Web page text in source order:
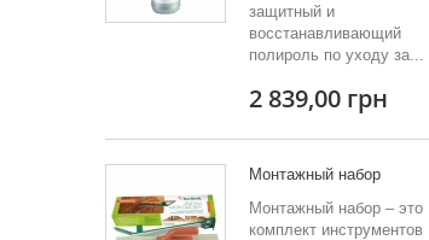
защитный и
восстанавливающий
полироль по уходу за...
2 839,00 грн
Монтажный набор
Монтажный набор – это
комплект инструментов